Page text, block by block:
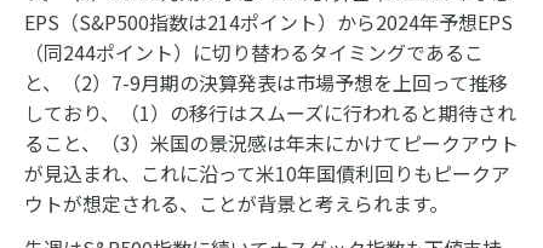
EPS（S&P500指数は214ポイント）から2024年予想EPS
（同244ポイント）に切り替わるタイミングであるこ
と、（2）7-9月期の決算発表は市場予想を上回って推移
しており、（1）の移行はスムーズに行われると期待され
ること、（3）米国の景況感は年末にかけてピークアウト
が見込まれ、これに沿って米10年国債利回りもピークア
ウトが想定される、ことが背景と考えられます。